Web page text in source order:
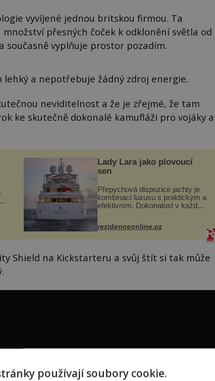
vyvíjené jednou britskou firmou. Ta
přesných čoček k odklonění světla od
vyplňuje prostor pozadím.
a nepotřebuje žádný zdroj energie.
neviditelnost a že je zřejmé, že tam
ke skutečně dokonalé kamufláži pro vojáky a
Lady Lara jako plovoucí
sen
Přepychová dispozice jachty je
kombinací luxusu s praktickým a
efektivním. Dokonalost v každém
Casa, kterou byly vybaveny její
paluby. Monacký přístav nabízí
každoročn...
rezidenceonline.cz
Shield na Kickstarteru a svůj štít si tak může
používají soubory cookie.